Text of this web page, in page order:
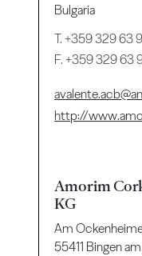
Bulgaria
T.+359 329 63
F. +359 329 63
http://
Amorim
KG
Am
55411 Bingen